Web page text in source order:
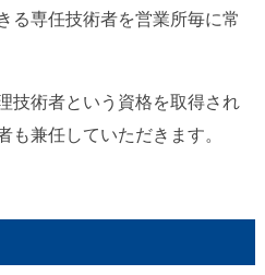
る専任技術者を営業所毎に常
技術者という資格を取得され
も兼任していただきます。